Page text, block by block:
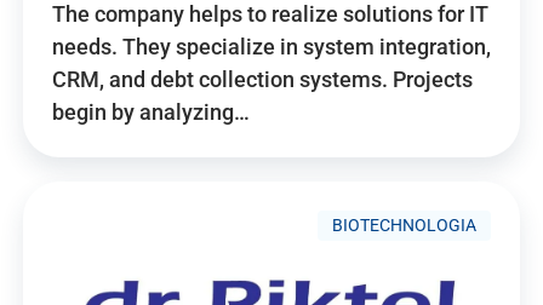
The company helps to realize solutions for IT
needs. They specialize in system integration,
CRM, and debt collection systems. Projects
begin by analyzing…
BIOTECHNOLOGIA